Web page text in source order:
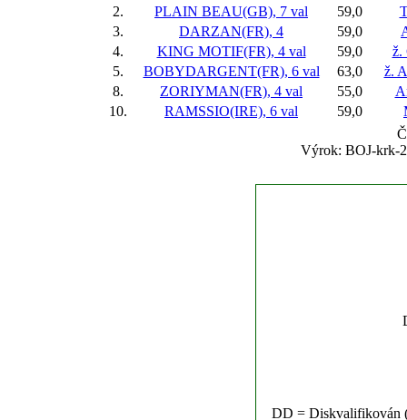
2.
PLAIN BEAU(GB), 7 val 59,0
3.
DARZAN(FR), 4 59,0
4.
KING MOTIF(FR), 4 val 59,0
ž.
5.
BOBYDARGENT(FR), 6 val 63,0
ž.
8.
ZORIYMAN(FR), 4 val 55,0
10.
RAMSSIO(IRE), 6 val 59,0
Výrok: BOJ-krk-
DD = Diskvalifikován